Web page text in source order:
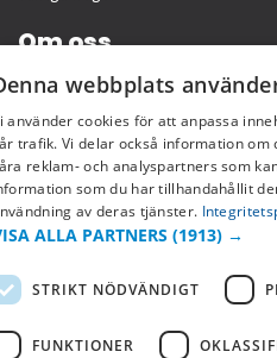
Om oss
Företagsinformation
webbplats
använder cookies för att anpassa
trafik. Vi delar också information om
reklam- och analyspartners som
som du har tillhandahållit
av deras tjänster.
ALLA PARTNERS (1913) →
STRIKT NÖDVÄNDIGT
FUNKTIONER